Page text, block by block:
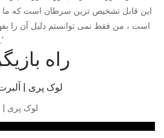
این قابل تشخیص ترین سرطان است که ما
است ، من فقط نمی توانستم دلیل آن را
و در مورد آن به مردم بگویم.'
راه
لوک پری |